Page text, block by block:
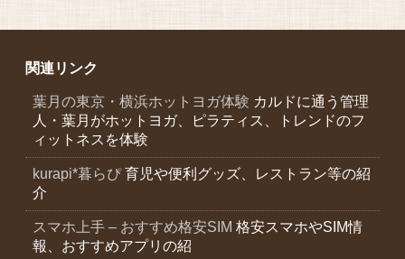
関連リンク
葉月の東京・横浜ホットヨガ体験 カルドに通う管理
人・葉月がホットヨガ、ピラティス、トレンドのフ
ィットネスを体験
kurapi*暮らぴ育児や便利グッズ、レストラン等の紹
介
スマホ上手 – おすすめ格安SIM 格安スマホやSIM情
報、おすすめアプリの紹